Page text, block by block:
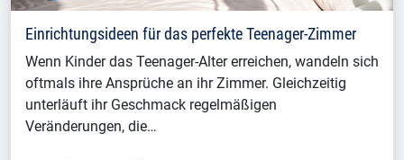
Einrichtungsideen für das perfekte Teenager-Zimmer
Wenn Kinder das Teenager-Alter erreichen, wandeln sich
oftmals ihre Ansprüche an ihr Zimmer. Gleichzeitig
unterläuft ihr Geschmack regelmäßigen
Veränderungen, die…